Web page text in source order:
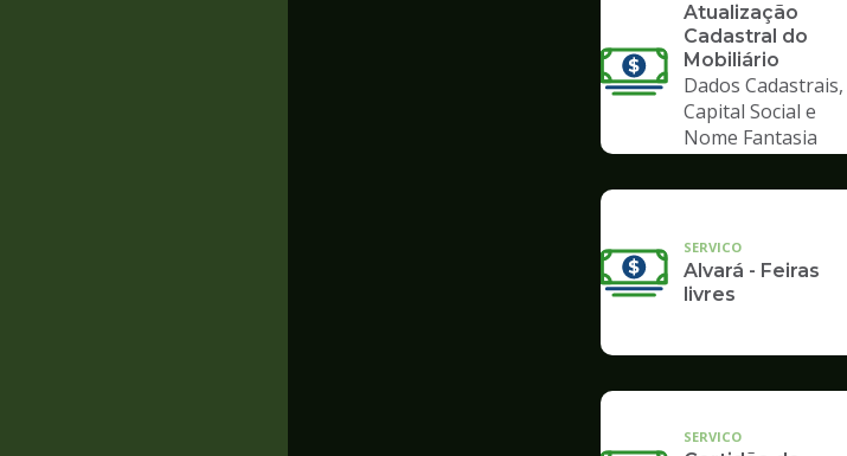
Atualização
Cadastral do
Mobiliário
Dados Cadastrais,
Capital Social e
Nome Fantasia
SERVICO
Alvará - Feiras
livres
SERVICO